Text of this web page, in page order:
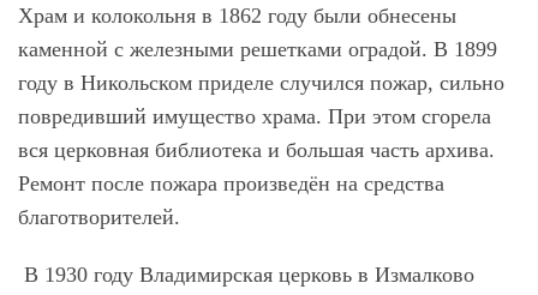
Храм и колокольня в 1862 году были обнесены
каменной с железными решетками оградой. В 1899
году в Никольском приделе случился пожар, сильно
повредивший имущество храма. При этом сгорела
вся церковная библиотека и большая часть архива.
Ремонт после пожара произведён на средства
благотворителей.
В 1930 году Владимирская церковь в Измалково